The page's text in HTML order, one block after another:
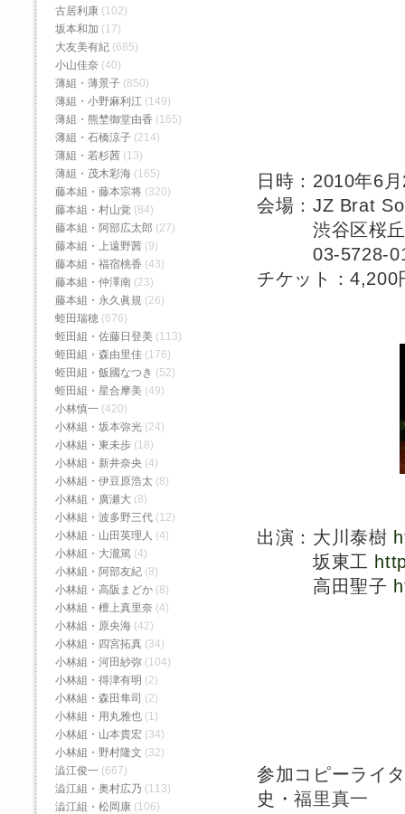
日時：2010年6
会場：JZ Brat
渋谷区桜丘町
03-5728-
チケット：4,200
出演：大川泰樹
坂東工
高田聖子
参加コピーライ
史・福里真一
古居利康 (102)
坂本和加 (17)
大友美有紀 (685)
小山佳奈 (40)
薄組・薄景子 (850)
薄組・小野麻利江 (149)
薄組・熊埜御堂由香 (165)
薄組・石橋涼子 (214)
薄組・若杉茜 (13)
薄組・茂木彩海 (165)
藤本組・藤本宗将 (320)
藤本組・村山覚 (84)
藤本組・阿部広太郎 (27)
藤本組・上遠野茜 (9)
藤本組・福宿桃香‬ (43)
藤本組・仲澤南 (23)
藤本組・永久眞規 (26)
蛭田瑞穂 (676)
蛭田組・佐藤日登美 (113)
蛭田組・森由里佳 (176)
蛭田組・飯國なつき (52)
蛭田組・星合摩美 (49)
小林慎一 (420)
小林組・坂本弥光 (24)
小林組・東未歩 (18)
小林組・新井奈央 (4)
小林組・伊豆原浩太 (8)
小林組・廣瀬大 (8)
小林組・波多野三代 (12)
小林組・山田英理人 (4)
小林組・大瀧篤 (4)
小林組・阿部友紀 (8)
小林組・高阪まどか (8)
小林組・檀上真里奈 (4)
小林組・原央海 (42)
小林組・四宮拓真 (34)
小林組・河田紗弥 (104)
小林組・得津有明 (2)
小林組・森田隼司 (2)
小林組・用丸雅也 (1)
小林組・山本貴宏 (34)
小林組・野村隆文 (32)
澁江俊一 (667)
澁江組・奥村広乃 (113)
澁江組・松岡康 (106)